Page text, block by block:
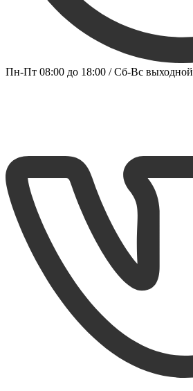
Пн-Пт 08:00 до 18:00 / Сб-Вс выходной